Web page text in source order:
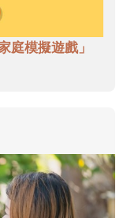
庭模擬遊戲」
讀懂父親的